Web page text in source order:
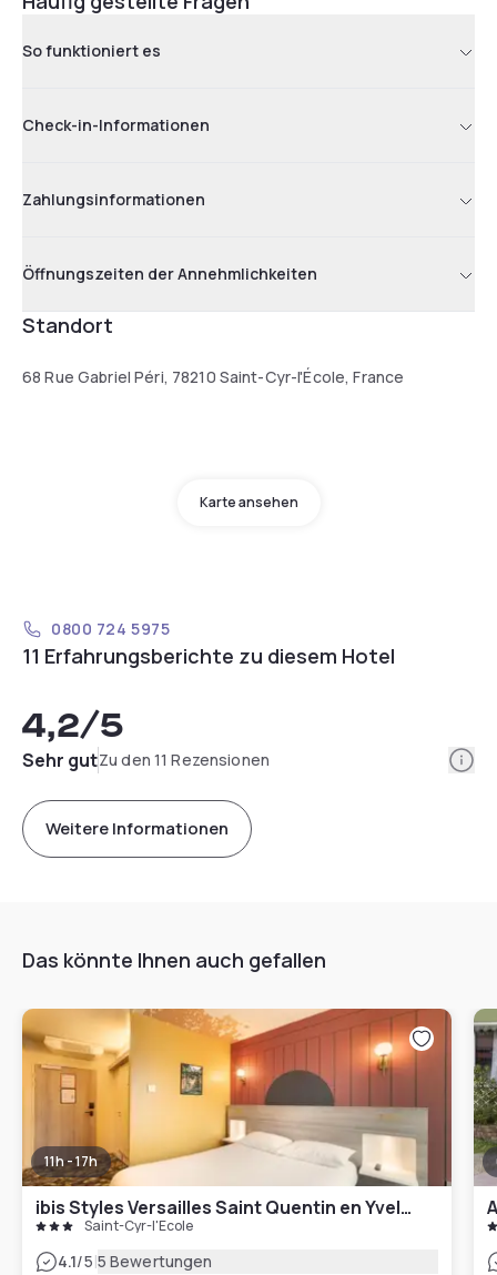
So funktioniert es
Check-in-Informationen
Zahlungsinformationen
Öffnungszeiten der Annehmlichkeiten
Standort
68 Rue Gabriel Péri, 78210 Saint-Cyr-l'École, France
Karte ansehen
0800 724 5975
11 Erfahrungsberichte zu diesem Hotel
4,2/5
Sehr gutZu den 11 Rezensionen
Weitere Informationen
Das könnte Ihnen auch gefallen
11h - 17h
ibis Styles Versailles Saint Quentin en Yvelines
Saint-Cyr-l'École
4.1/5|5 Bewertungen